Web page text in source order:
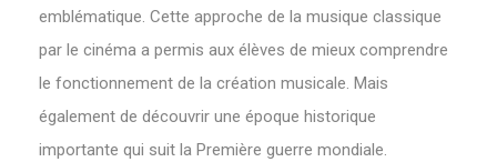
emblématique. Cette approche de la musique classique
par le cinéma a permis aux élèves de mieux comprendre
le fonctionnement de la création musicale. Mais
également de découvrir une époque historique
importante qui suit la Première guerre mondiale.